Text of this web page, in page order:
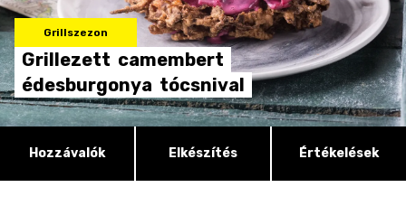
Grillszezon
Grillezett camembert
édesburgonya tócsnival
Hozzávalók Elkészítés Értékelések